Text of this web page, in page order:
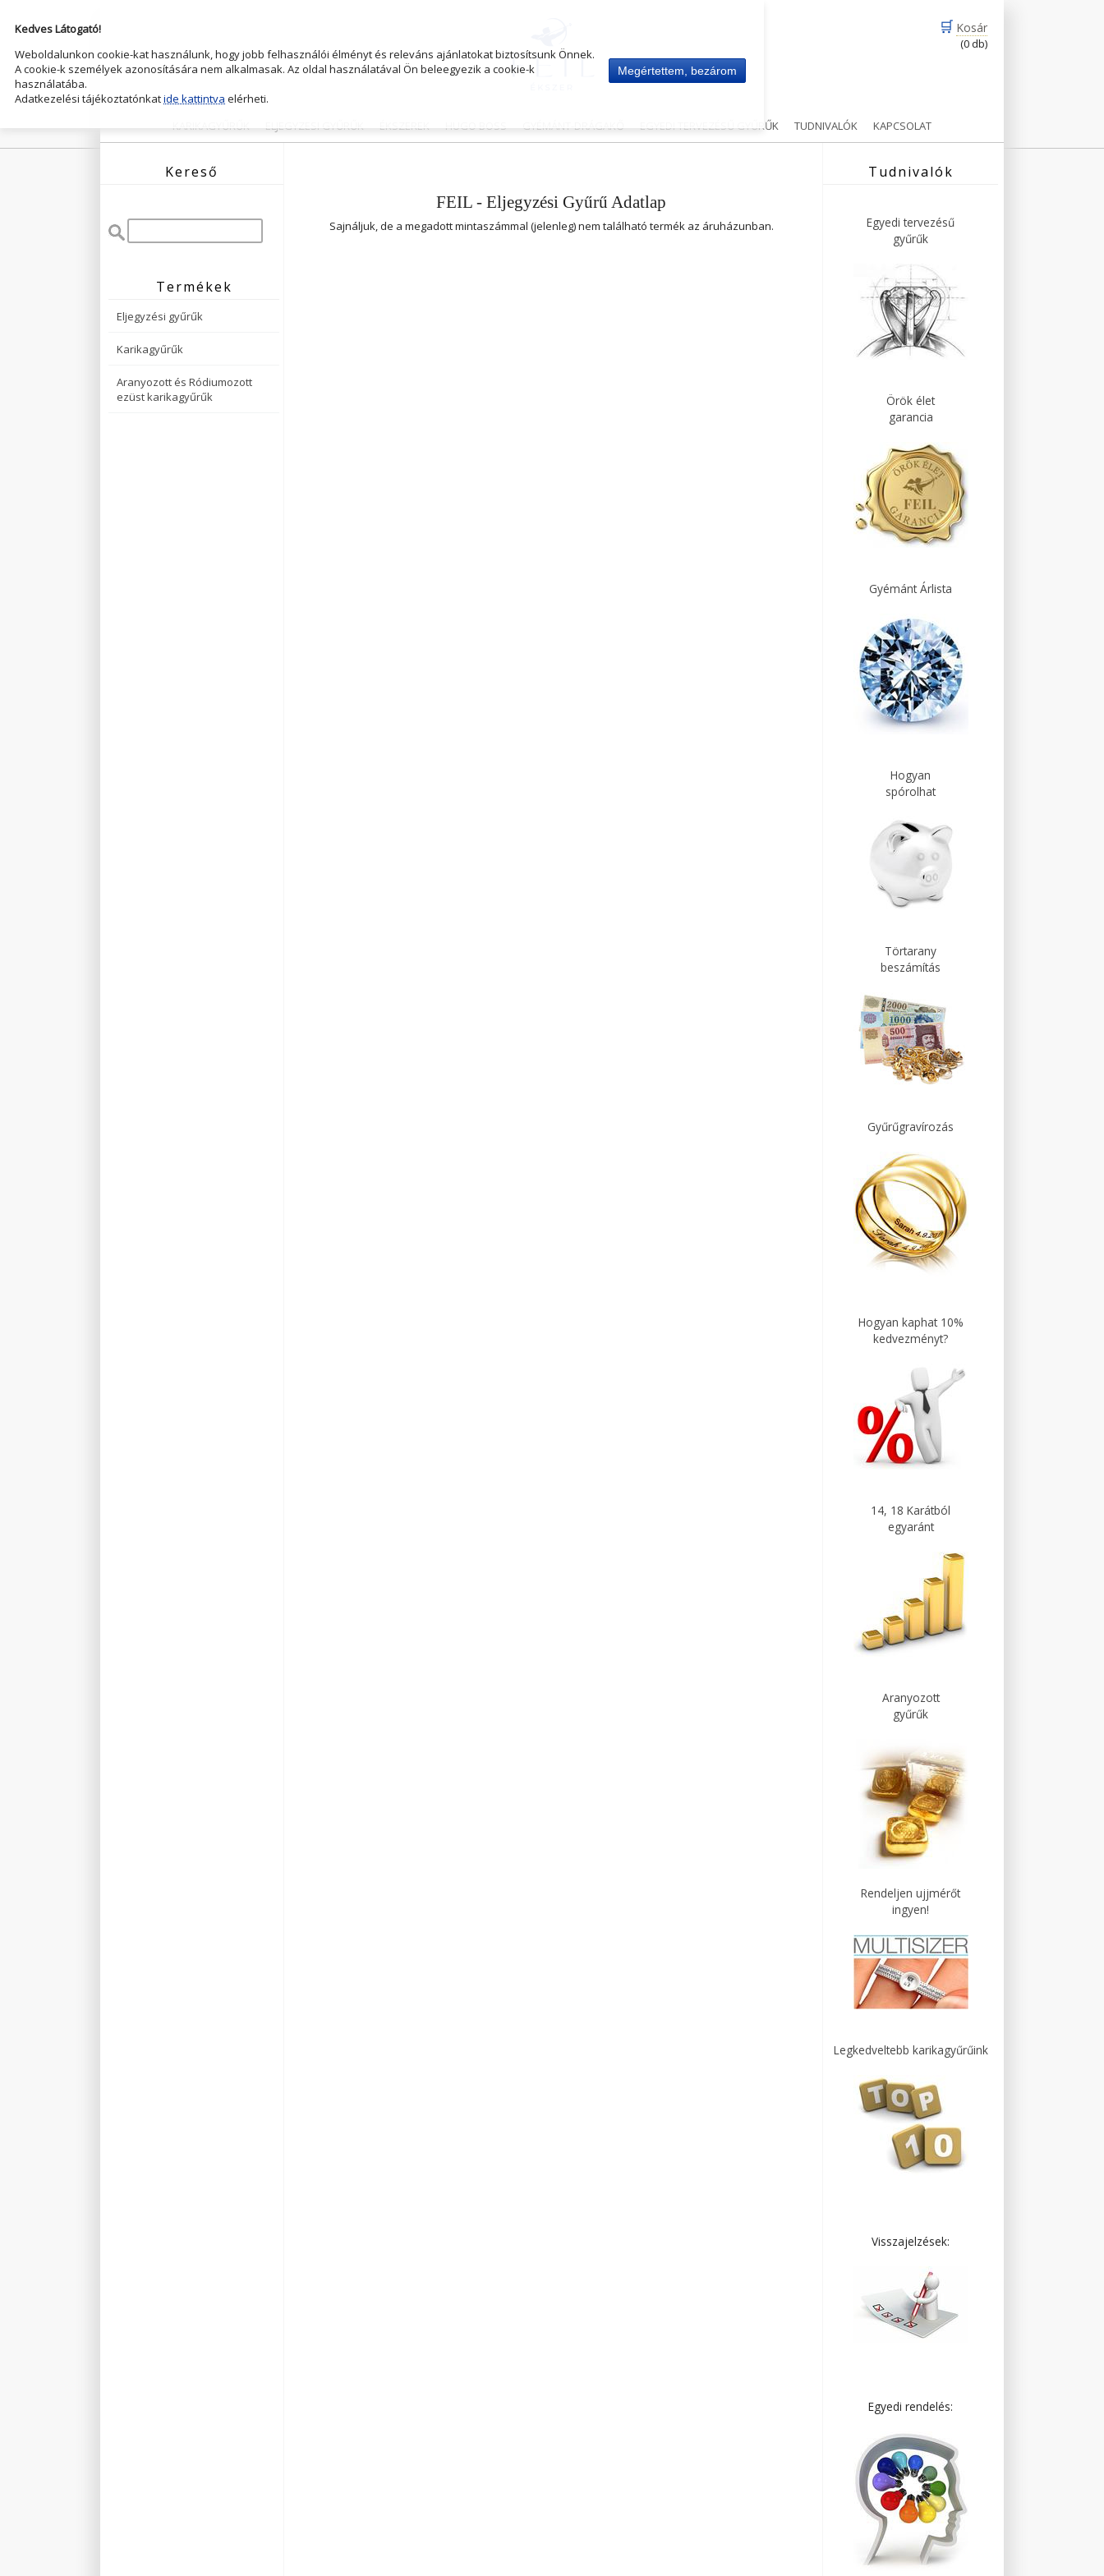
🛒 Kosár
(0 db)
KARIKAGYŰRŰK ELJEGYZESI GYŰRŰK ÉKSZEREK HUGO BOSS GYÉMÁNT-DRÁGAKŐ EGYEDI TERVEZÉSŰ GYŰRŰK TUDNIVALÓK KAPCSOLAT
Kereső
Termékek
Eljegyzési gyűrűk
Karikagyűrűk
Aranyozott és Ródiumozott
ezüst karikagyűrűk
FEIL - Eljegyzési Gyűrű Adatlap
Sajnáljuk, de a megadott mintaszámmal (jelenleg) nem található termék az áruházunban.
Tudnivalók
Egyedi tervezésű
gyűrűk
Örök élet
garancia
Gyémánt Árlista
Hogyan
spórolhat
Törtarany
beszámítás
Gyűrűgravírozás
Hogyan kaphat 10%
kedvezményt?
14, 18 Karátból
egyaránt
Aranyozott
gyűrűk
Rendeljen ujjmérőt
ingyen!
Legkedveltebb karikagyűrűink
Visszajelzések:
Egyedi rendelés:
Kedves Látogató!
Weboldalunkon cookie-kat használunk, hogy jobb felhasználói élményt és releváns ajánlatokat biztosítsunk Önnek.
A cookie-k személyek azonosítására nem alkalmasak. Az oldal használatával Ön beleegyezik a cookie-k
használatába.
Adatkezelési tájékoztatónkatide kattintva elérheti.
Megértettem, bezárom